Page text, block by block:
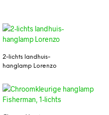
2-lichts landhuis-
hanglamp Lorenzo